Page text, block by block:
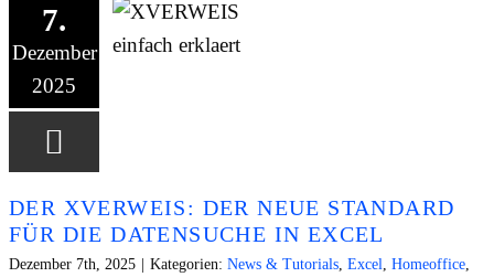
7.
Dezember
2025
DER XVERWEIS: DER NEUE STANDARD
FÜR DIE DATENSUCHE IN EXCEL
Dezember 7th, 2025 Kategorien: News & Tutorials Excel Homeoffice